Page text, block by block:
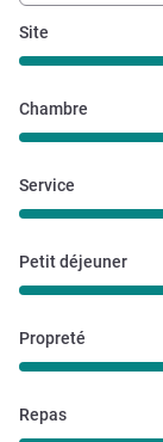
Site
Chambre
Service
Petit déjeuner
Propreté
Repas